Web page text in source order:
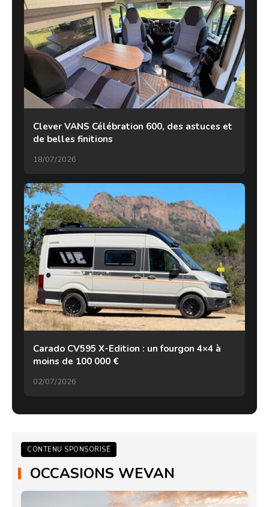
Clever VANS Célébration 600, des astuces et
de belles finitions
18/07/2026
Carado CV595 X-Edition : un fourgon 4×4 à
moins de 100 000 €
02/07/2026
CONTENU SPONSORISÉ
OCCASIONS WEVAN